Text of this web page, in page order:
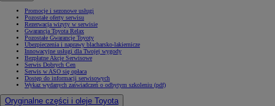
Promocje i sezonowe usługi
Pozostałe oferty serwisu
Rezerwacja wizyty w serwisie
Gwarancja Toyota Relax
Pozostałe Gwarancje Toyoty
Ubezpieczenia i naprawy blacharsko-lakiernicze
Innowacyjne usługi dla Twojej wygody
Bezpłatne Akcje Serwisowe
Serwis Dobrych Cen
Serwis w ASO się opłaca
Dostęp do informacji serwisowych
Wykaz wydanych zaświadczeń o odbytym szkoleniu (pdf)
Oryginalne części i oleje Toyota